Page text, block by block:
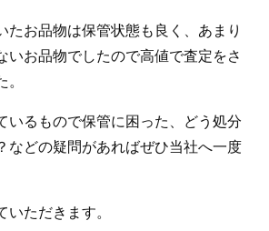
たお品物は保管状態も良く、あまり
いお品物でしたので高値で査定をさ
いるもので保管に困った、どう処分
などの疑問があればぜひ当社へ一度
いただきます。